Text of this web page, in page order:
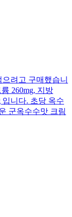
려고 구매했습니
260mg, 지방
입니다. 초당 옥수
군옥수수맛 크림